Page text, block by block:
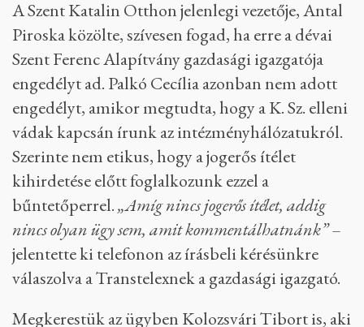
A Szent Katalin Otthon jelenlegi vezetője, Antal
Piroska közölte, szívesen fogad, ha erre a dévai
Szent Ferenc Alapítvány gazdasági igazgatója
engedélyt ad. Palkó Cecília azonban nem adott
engedélyt, amikor megtudta, hogy a K. Sz. elleni
vádak kapcsán írunk az intézményhálózatukról.
Szerinte nem etikus, hogy a jogerős ítélet
kihirdetése előtt foglalkozunk ezzel a
bűntetőperrel.„Amíg nincs jogerős ítélet, addig
nincs olyan ügy sem, amit kommentálhatnánk”–
jelentette ki telefonon az írásbeli kérésünkre
válaszolva a Transtelexnek a gazdasági igazgató.
Megkerestük az ügyben Kolozsvári Tibort is, aki